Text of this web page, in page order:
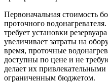
Первоначальная стоимость
проточного
требует установки
увеличивает затраты на
время, проточные
доступны по цене и не
делает их привлекательными
ограниченным бюджетом.